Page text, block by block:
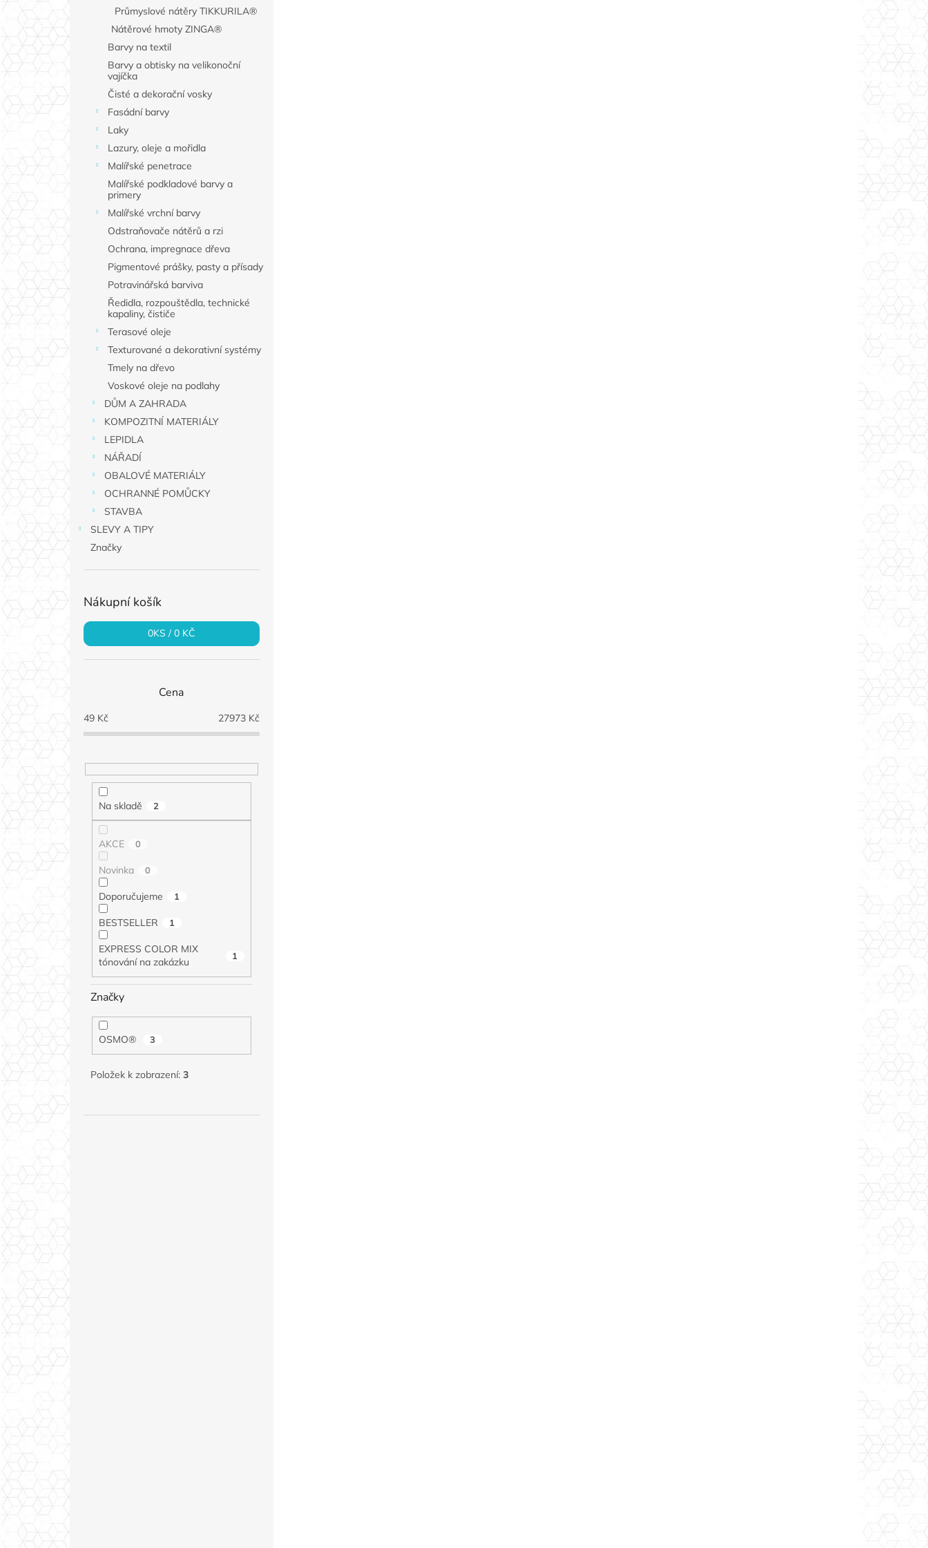
Průmyslové nátěry TIKKURILA®
Nátěrové hmoty ZINGA®
Barvy na textil
Barvy a obtisky na velikonoční
vajíčka
Čisté a dekorační vosky
Fasádní barvy
Laky
Lazury, oleje a mořidla
Malířské penetrace
Malířské podkladové barvy a
primery
Malířské vrchní barvy
Odstraňovače nátěrů a rzi
Ochrana, impregnace dřeva
Pigmentové prášky, pasty a přísady
Potravinářská barviva
Ředidla, rozpouštědla, technické
kapaliny, čističe
Terasové oleje
Texturované a dekorativní systémy
Tmely na dřevo
Voskové oleje na podlahy
DŮM A ZAHRADA
KOMPOZITNÍ MATERIÁLY
LEPIDLA
NÁŘADÍ
OBALOVÉ MATERIÁLY
OCHRANNÉ POMŮCKY
STAVBA
SLEVY A TIPY
Značky
Nákupní košík
0KS /0 KČ
Cena
49Kč 27973Kč
Na skladě 2
AKCE 0
Novinka 0
Doporučujeme 1
BESTSELLER 1
EXPRESS COLOR MIX
tónování na zakázku
1
Značky
OSMO® 3
Položek k zobrazení: 3